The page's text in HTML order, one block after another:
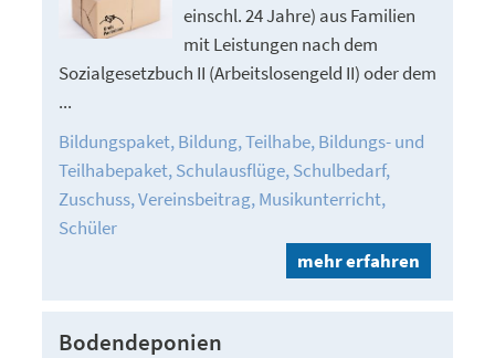
einschl. 24 Jahre) aus Familien
mit Leistungen nach dem
Sozialgesetzbuch II (Arbeitslosengeld II) oder dem
...
Bildungspaket Bildung Teilhabe Bildungs- und
Teilhabepaket Schulausflüge Schulbedarf
Zuschuss Vereinsbeitrag Musikunterricht
Schüler
mehr erfahren
Bodendeponien